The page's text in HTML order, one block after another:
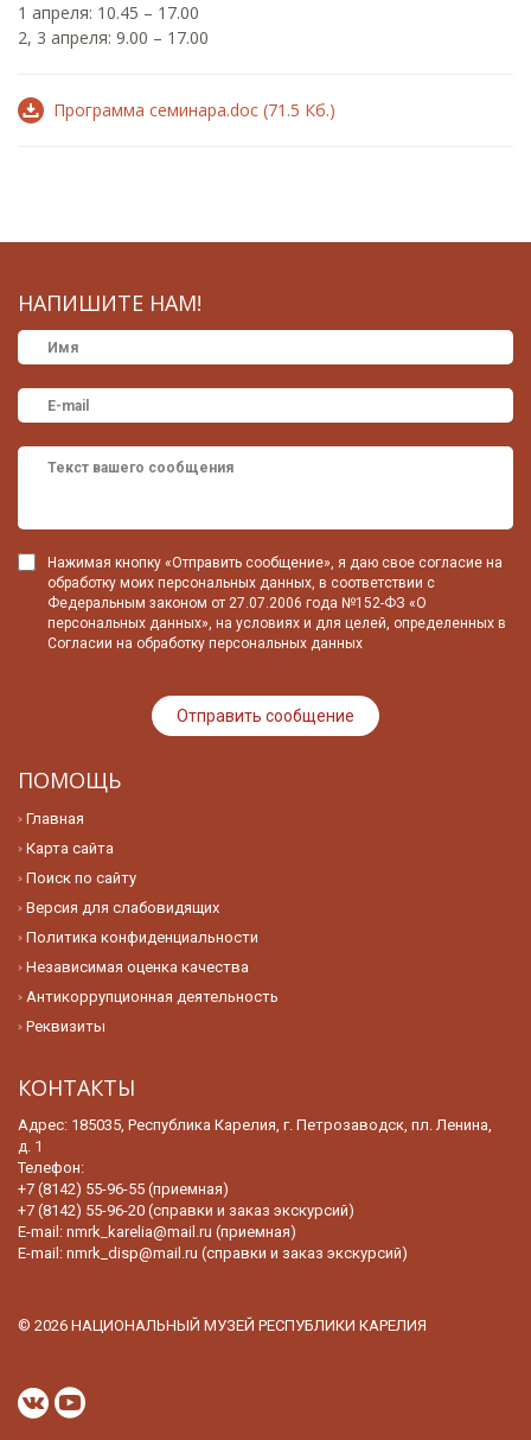
1 апреля: 10.45 – 17.00
2, 3 апреля: 9.00 – 17.00
Программа семинара.doc (71.5 Кб.)
НАПИШИТЕ НАМ!
Нажимая кнопку «Отправить сообщение», я даю свое согласие на
обработку моих персональных данных, в соответствии с
Федеральным законом от 27.07.2006 года №152-ФЗ «О
персональных данных», на условиях и для целей, определенных в
Согласии на обработку персональных данных
ПОМОЩЬ
Главная
Карта сайта
Поиск по сайту
Версия для слабовидящих
Политика конфиденциальности
Независимая оценка качества
Антикоррупционная деятельность
Реквизиты
КОНТАКТЫ
Адрес: 185035, Республика Карелия, г. Петрозаводск, пл. Ленина,
д. 1
Телефон:
+7 (8142) 55-96-55 (приемная)
+7 (8142) 55-96-20 (справки и заказ экскурсий)
E-mail: nmrk_karelia@mail.ru (приемная)
E-mail: nmrk_disp@mail.ru (справки и заказ экскурсий)
© 2026 НАЦИОНАЛЬНЫЙ МУЗЕЙ РЕСПУБЛИКИ КАРЕЛИЯ